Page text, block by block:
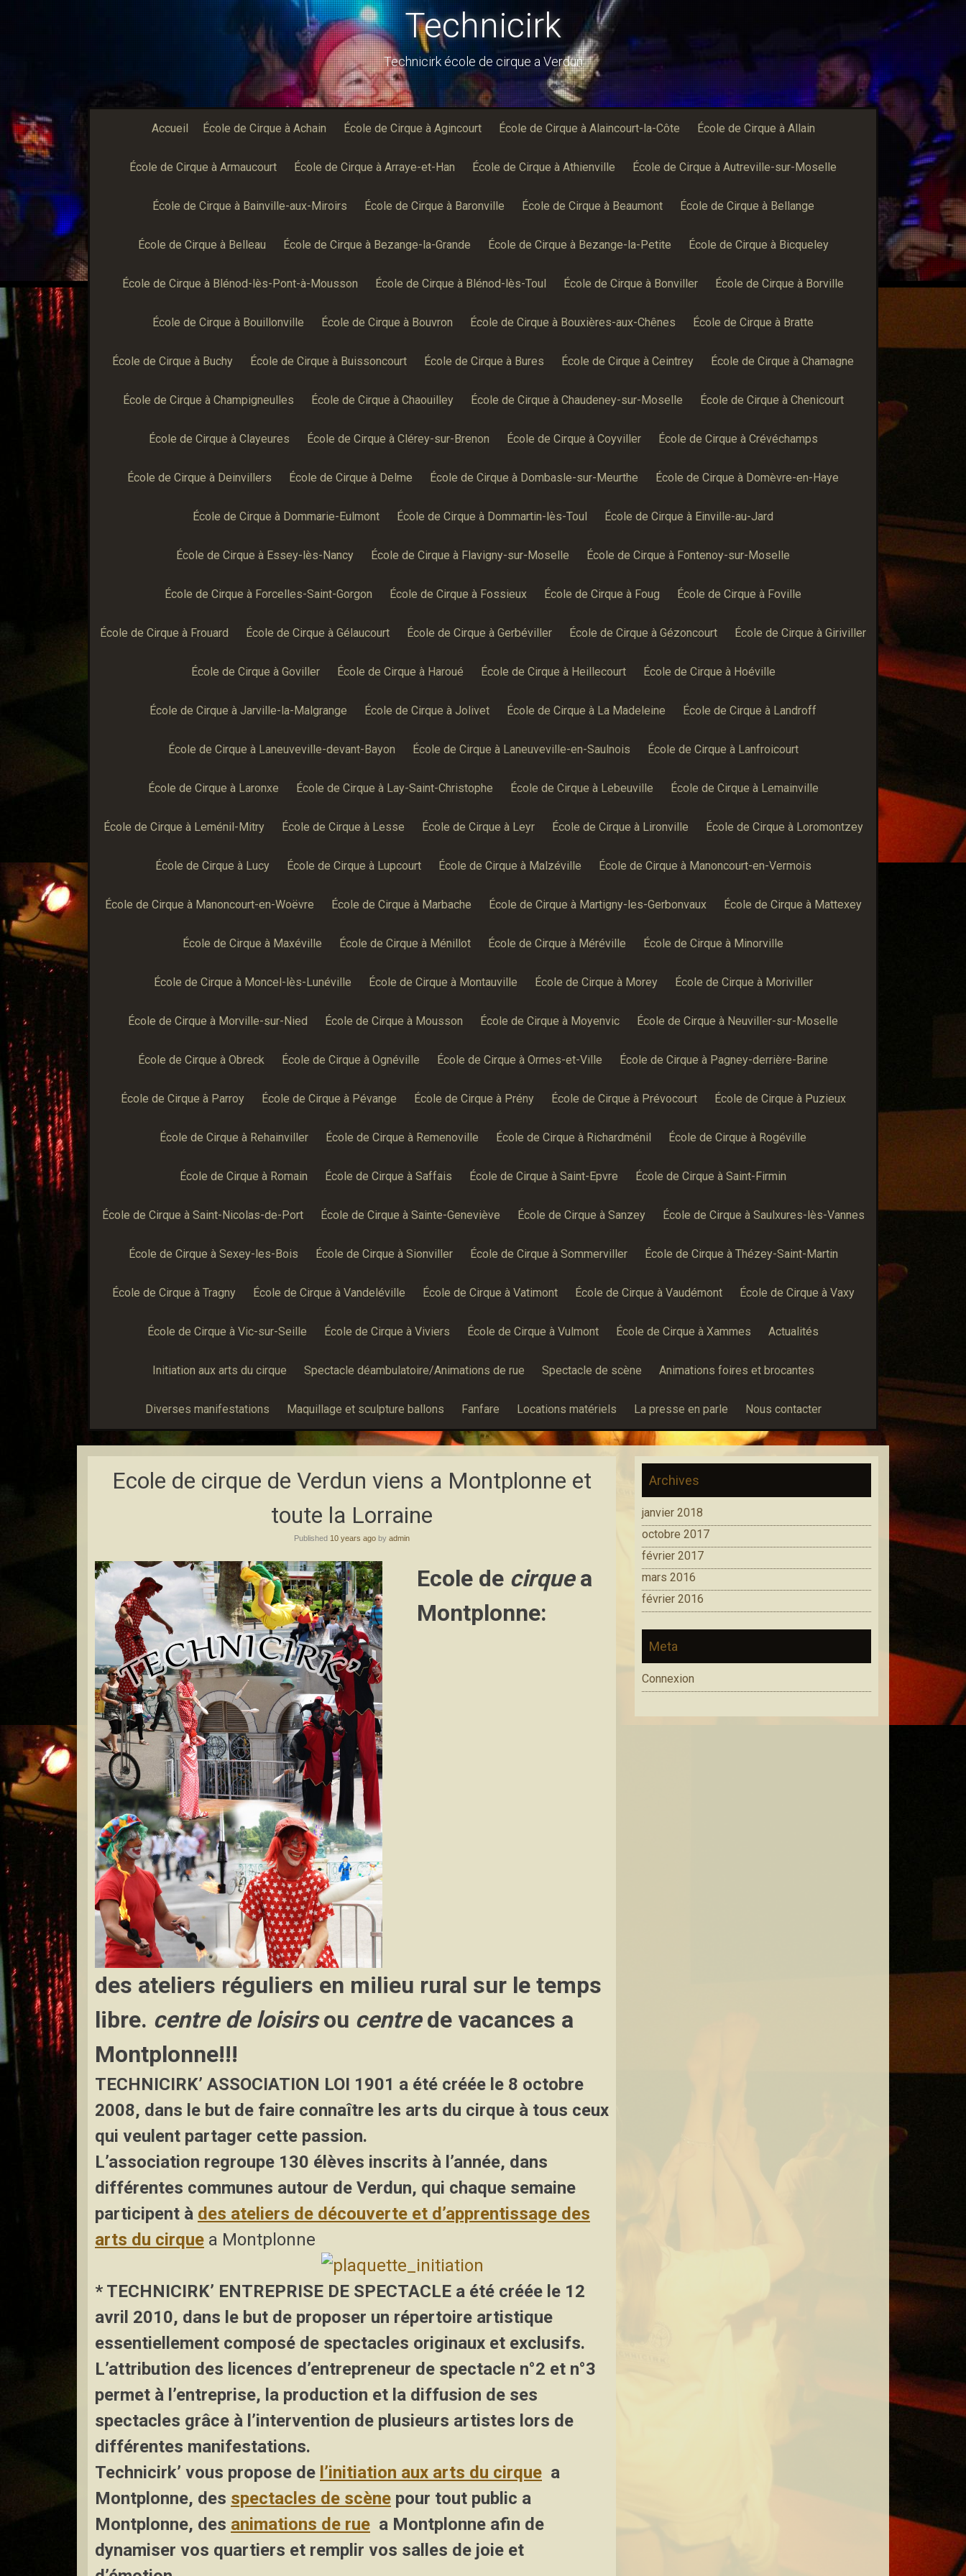
Technicirk
Technicirk école de cirque a Verdun
Accueil École de Cirque à Achain École de Cirque à Agincourt École de Cirque à Alaincourt-la-Côte École de Cirque à Allain
École de Cirque à Armaucourt École de Cirque à Arraye-et-Han École de Cirque à Athienville École de Cirque à Autreville-sur-Moselle
École de Cirque à Bainville-aux-Miroirs École de Cirque à Baronville École de Cirque à Beaumont École de Cirque à Bellange
École de Cirque à Belleau École de Cirque à Bezange-la-Grande École de Cirque à Bezange-la-Petite École de Cirque à Bicqueley
École de Cirque à Blénod-lès-Pont-à-Mousson École de Cirque à Blénod-lès-Toul École de Cirque à Bonviller École de Cirque à Borville
École de Cirque à Bouillonville École de Cirque à Bouvron École de Cirque à Bouxières-aux-Chênes École de Cirque à Bratte
École de Cirque à Buchy École de Cirque à Buissoncourt École de Cirque à Bures École de Cirque à Ceintrey École de Cirque à Chamagne
École de Cirque à Champigneulles École de Cirque à Chaouilley École de Cirque à Chaudeney-sur-Moselle École de Cirque à Chenicourt
École de Cirque à Clayeures École de Cirque à Clérey-sur-Brenon École de Cirque à Coyviller École de Cirque à Crévéchamps
École de Cirque à Deinvillers École de Cirque à Delme École de Cirque à Dombasle-sur-Meurthe École de Cirque à Domèvre-en-Haye
École de Cirque à Dommarie-Eulmont École de Cirque à Dommartin-lès-Toul École de Cirque à Einville-au-Jard
École de Cirque à Essey-lès-Nancy École de Cirque à Flavigny-sur-Moselle École de Cirque à Fontenoy-sur-Moselle
École de Cirque à Forcelles-Saint-Gorgon École de Cirque à Fossieux École de Cirque à Foug École de Cirque à Foville
École de Cirque à Frouard École de Cirque à Gélaucourt École de Cirque à Gerbéviller École de Cirque à Gézoncourt École de Cirque à Giriviller
École de Cirque à Goviller École de Cirque à Haroué École de Cirque à Heillecourt École de Cirque à Hoéville
École de Cirque à Jarville-la-Malgrange École de Cirque à Jolivet École de Cirque à La Madeleine École de Cirque à Landroff
École de Cirque à Laneuveville-devant-Bayon École de Cirque à Laneuveville-en-Saulnois École de Cirque à Lanfroicourt
École de Cirque à Laronxe École de Cirque à Lay-Saint-Christophe École de Cirque à Lebeuville École de Cirque à Lemainville
École de Cirque à Leménil-Mitry École de Cirque à Lesse École de Cirque à Leyr École de Cirque à Lironville École de Cirque à Loromontzey
École de Cirque à Lucy École de Cirque à Lupcourt École de Cirque à Malzéville École de Cirque à Manoncourt-en-Vermois
École de Cirque à Manoncourt-en-Woëvre École de Cirque à Marbache École de Cirque à Martigny-les-Gerbonvaux École de Cirque à Mattexey
École de Cirque à Maxéville École de Cirque à Ménillot École de Cirque à Méréville École de Cirque à Minorville
École de Cirque à Moncel-lès-Lunéville École de Cirque à Montauville École de Cirque à Morey École de Cirque à Moriviller
École de Cirque à Morville-sur-Nied École de Cirque à Mousson École de Cirque à Moyenvic École de Cirque à Neuviller-sur-Moselle
École de Cirque à Obreck École de Cirque à Ognéville École de Cirque à Ormes-et-Ville École de Cirque à Pagney-derrière-Barine
École de Cirque à Parroy École de Cirque à Pévange École de Cirque à Prény École de Cirque à Prévocourt École de Cirque à Puzieux
École de Cirque à Rehainviller École de Cirque à Remenoville École de Cirque à Richardménil École de Cirque à Rogéville
École de Cirque à Romain École de Cirque à Saffais École de Cirque à Saint-Epvre École de Cirque à Saint-Firmin
École de Cirque à Saint-Nicolas-de-Port École de Cirque à Sainte-Geneviève École de Cirque à Sanzey École de Cirque à Saulxures-lès-Vannes
École de Cirque à Sexey-les-Bois École de Cirque à Sionviller École de Cirque à Sommerviller École de Cirque à Thézey-Saint-Martin
École de Cirque à Tragny École de Cirque à Vandeléville École de Cirque à Vatimont École de Cirque à Vaudémont École de Cirque à Vaxy
École de Cirque à Vic-sur-Seille École de Cirque à Viviers École de Cirque à Vulmont École de Cirque à Xammes Actualités
Initiation aux arts du cirque Spectacle déambulatoire/Animations de rue Spectacle de scène Animations foires et brocantes
Diverses manifestations Maquillage et sculpture ballons Fanfare Locations matériels La presse en parle Nous contacter
Ecole de cirque de Verdun viens a Montplonne et
toute la Lorraine
Published 10 years ago by admin
Ecole de cirquea
Montplonne:
des ateliers réguliers en milieu rural sur le temps
libre. centre de loisirsou centrede vacances a
Montplonne!!!
TECHNICIRK’ ASSOCIATION LOI 1901 a été créée le 8 octobre
2008, dans le but de faire connaître les arts du cirque à tous ceux
qui veulent partager cette passion.
L’association regroupe 130 élèves inscrits à l’année, dans
différentes communes autour de Verdun, qui chaque semaine
participent à des ateliers de découverte et d’apprentissage des
arts du cirque a Montplonne
* TECHNICIRK’ ENTREPRISE DE SPECTACLE a été créée le 12
avril 2010, dans le but de proposer un répertoire artistique
essentiellement composé de spectacles originaux et exclusifs.
L’attribution des licences d’entrepreneur de spectacle n°2 et n°3
permet à l’entreprise, la production et la diffusion de ses
spectacles grâce à l’intervention de plusieurs artistes lors de
différentes manifestations.
Technicirk’ vous propose de l’initiation aux arts du cirque a
Montplonne, des spectacles de scène pour tout public a
Montplonne, des animations de rue a Montplonne afin de
dynamiser vos quartiers et remplir vos salles de joie et
Archives
janvier 2018
octobre 2017
février 2017
mars 2016
février 2016
Meta
Connexion